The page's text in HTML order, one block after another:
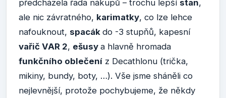
předcházela řada nákupů – trochu lepší stan,
ale nic závratného, karimatky, co lze lehce
nafouknout, spacák do -3 stupňů, kapesní
vařič VAR 2, ešusy a hlavně hromada
funkčního oblečení z Decathlonu (trička,
mikiny, bundy, boty, …). Vše jsme sháněli co
nejlevnější, protože pochybujeme, že někdy